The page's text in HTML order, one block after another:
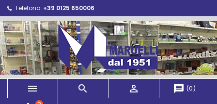
Telefono: +39 0125 650006
   message (0)